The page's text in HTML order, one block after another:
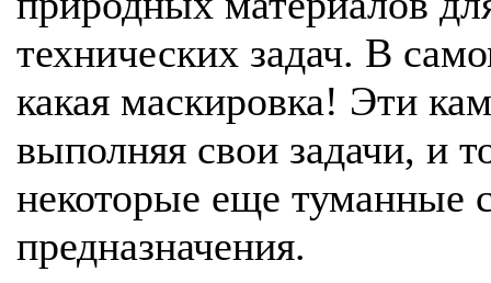
технических задач. В
какая маскировка! Эти
выполняя свои задачи, и
некоторые еще туманные
предназначения.